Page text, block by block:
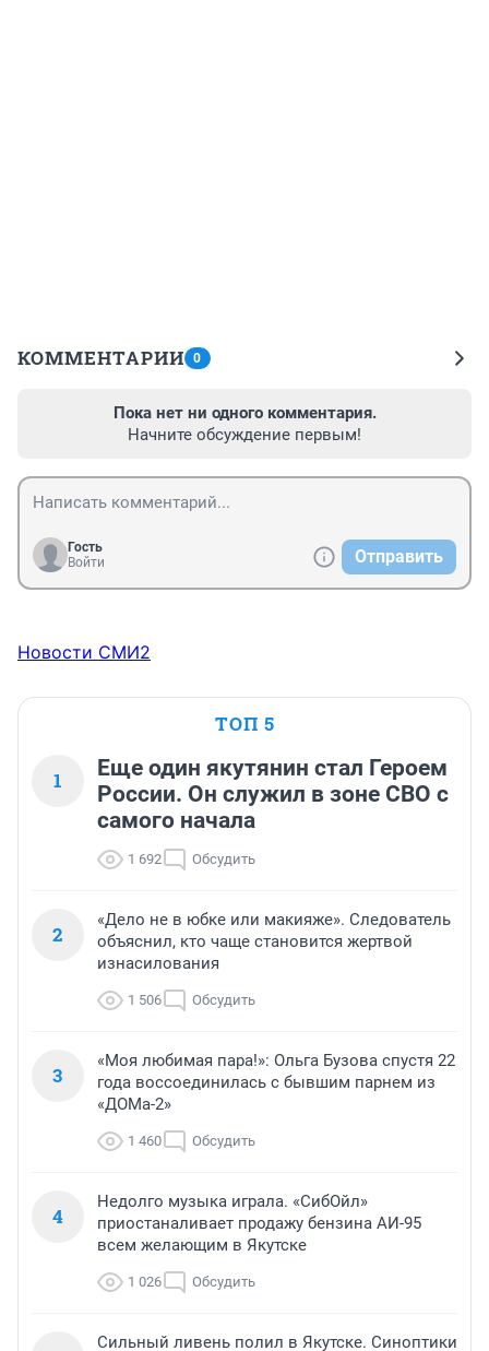
КОММЕНТАРИИ 0
Пока нет ни одного комментария.
Начните обсуждение первым!
Гость
Войти
Отправить
Новости СМИ2
ТОП 5
1
Еще один якутянин стал Героем
России. Он служил в зоне СВО с
самого начала
1 692 Обсудить
2
«Дело не в юбке или макияже». Следователь
объяснил, кто чаще становится жертвой
изнасилования
1 506 Обсудить
3
«Моя любимая пара!»: Ольга Бузова спустя 22
года воссоединилась с бывшим парнем из
«ДОМа-2»
1 460 Обсудить
4
Недолго музыка играла. «СибОйл»
приостаналивает продажу бензина АИ-95
всем желающим в Якутске
1 026 Обсудить
Сильный ливень полил в Якутске. Синоптики